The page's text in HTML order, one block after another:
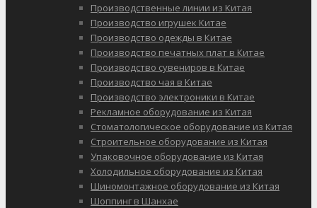
Производственные линии из Китая
Производство игрушек Китае
Производство одежды в Китае
Производство печатных плат в Китае
Производство сувениров в Китае
Производство чая в Китае
Производство электроники в Китае
Рекламное оборудование из Китая
Стоматологическое оборудование из Китая
Строительное оборудование из Китая
Упаковочное оборудование из Китая
Холодильное оборудование из Китая
Шиномонтажное оборудование из Китая
Шоппинг в Шанхае